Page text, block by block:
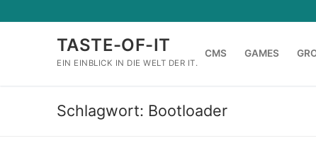
Inhalt
TASTE-OF-IT
EIN EINBLICK IN DIE WELT DER IT.
CMS GAMES
Schlagwort: Bootloader